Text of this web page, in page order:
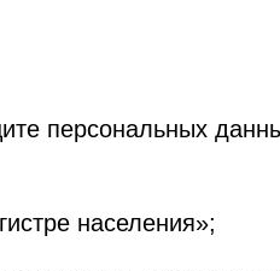
персональных
населения»;